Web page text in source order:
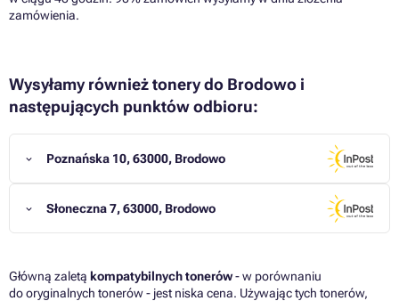
zamówienia.
Wysyłamy również tonery do Brodowo i
następujących punktów odbioru:
Poznańska 10, 63000, Brodowo
Słoneczna 7, 63000, Brodowo
Główną zaletą kompatybilnych tonerów- w porównaniu
do oryginalnych tonerów - jest niska cena. Używając tych tonerów,